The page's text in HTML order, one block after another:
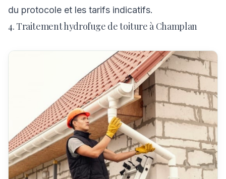
du protocole et les tarifs indicatifs.
4. Traitement hydrofuge de toiture à Champlan